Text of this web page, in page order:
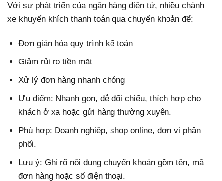
Với sự phát triển của ngân hàng điện tử, nhiều chành
xe khuyến khích thanh toán qua chuyển khoản để:
Đơn giản hóa quy trình kế toán
Giảm rủi ro tiền mặt
Xử lý đơn hàng nhanh chóng
Ưu điểm: Nhanh gọn, dễ đối chiếu, thích hợp cho
khách ở xa hoặc gửi hàng thường xuyên.
Phù hợp: Doanh nghiệp, shop online, đơn vị phân
phối.
Lưu ý: Ghi rõ nội dung chuyển khoản gồm tên, mã
đơn hàng hoặc số điện thoại.